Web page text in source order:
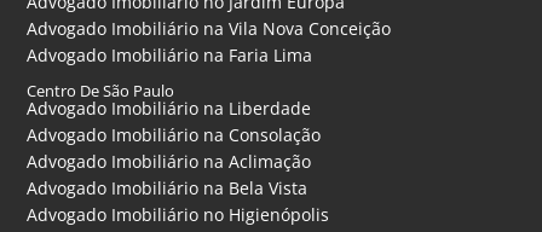
Advogado Imobiliário na Vila Nova Conceição
Advogado Imobiliário na Faria Lima
Centro De São Paulo
Advogado Imobiliário na Liberdade
Advogado Imobiliário na Consolação
Advogado Imobiliário na Aclimação
Advogado Imobiliário na Bela Vista
Advogado Imobiliário no Higienópolis